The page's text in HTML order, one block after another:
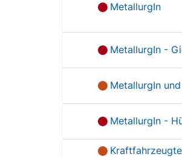
MetallurgIn
MetallurgIn -
MetallurgIn
MetallurgIn -